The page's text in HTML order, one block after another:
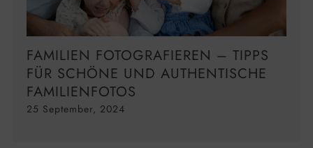
FAMILIEN FOTOGRAFIEREN – TIPPS
FÜR SCHÖNE UND AUTHENTISCHE
FAMILIENFOTOS
25 September, 2024